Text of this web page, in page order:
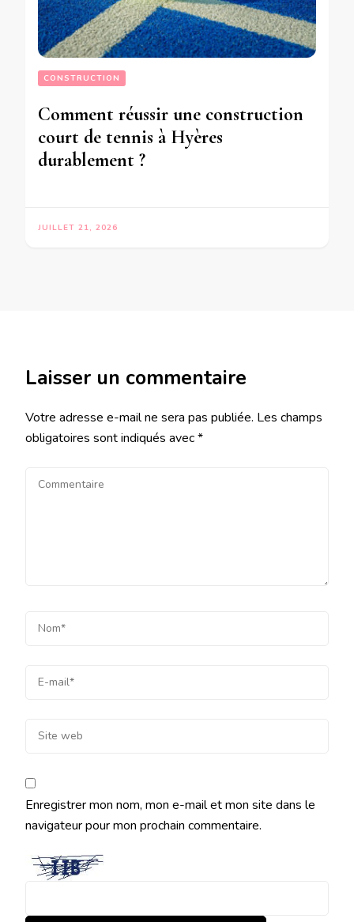
CONSTRUCTION
Comment réussir une construction
court de tennis à Hyères
durablement ?
JUILLET 21, 2026
Laisser un commentaire
Votre adresse e-mail ne sera pas publiée. Les champs
obligatoires sont indiqués avec*
Enregistrer mon nom, mon e-mail et mon site dans le
navigateur pour mon prochain commentaire.